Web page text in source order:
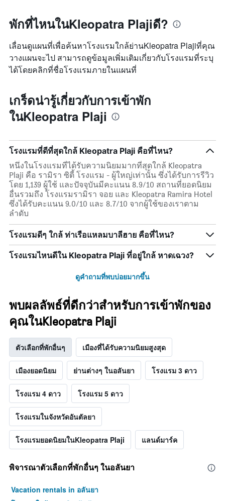
พักที่ไหนในKleopatra Plajiดี?
เลื่อนดูแผนที่เพื่อค้นหาโรงแรมใกล้ย่านKleopatra Plajiที่คุณ
วางแผนจะไป สามารถดูข้อมูลเพิ่มเติมเกี่ยวกับโรงแรมที่ระบุ
ได้โดยคลิกที่ชื่อโรงแรมภายในแผนที่
เกร็ดน่ารู้เกี่ยวกับการเข้าพัก
ในKleopatra Plaji
โรงแรมที่ดีที่สุดใกล้ Kleopatra Plaji คือที่ไหน?
หนึ่งในโรงแรมที่ได้รับความนิยมมากที่สุดใกล้ Kleopatra
Plaji คือ รามิรา ซิตี้ โรงแรม - ผู้ใหญ่เท่านั้น ซึ่งได้รับการรีวิว
โดย 1,139 ผู้ใช้ และปัจจุบันมีคะแนน 8.9/10 สถานที่ยอดนิยม
อื่นรวมถึง โรงแรมรามิรา จอย และ Kleopatra Ramira Hotel
ซึ่งได้รับคะแนน 9.0/10 และ 8.7/10 จากผู้ใช้ของเราตาม
ลำดับ
โรงแรมดีๆ ใกล้ ท่าเรือแหลมบาลีฮาย คือที่ไหน?
โรงแรมไหนดีใน Kleopatra Plaji ที่อยู่ใกล้ หาดเฉวง?
ดูคำถามที่พบบ่อยมากขึ้น
พบผลลัพธ์ที่ดีกว่าสำหรับการเข้าพักของ
คุณในKleopatra Plaji
ตัวเลือกที่พักอื่นๆ เมืองที่ได้รับความนิยมสูงสุด
เมืองยอดนิยม ย่านต่างๆ ในอลันยา โรงแรม 3 ดาว
โรงแรม 4 ดาว โรงแรม 5 ดาว
โรงแรมในจังหวัดอันตัลยา
โรงแรมยอดนิยมในKleopatra Plaji แลนด์มาร์ค
พิจารณาตัวเลือกที่พักอื่นๆ ในอลันยา
Vacation rentals in อลันยา